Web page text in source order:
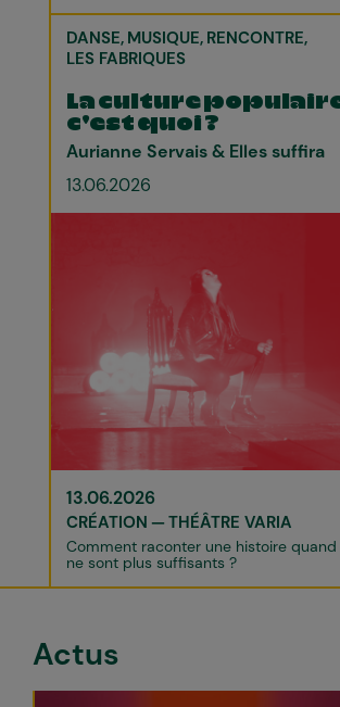
DANSE MUSIQUE RENCONTRE
LES FABRIQUES
La culture
c'est quoi ?
Aurianne Servais & Elles suffira
13.06.2026
13.06.2026
CRÉATION THÉÂTRE VARIA
Comment raconter une histoire quand
ne sont plus suffisants ?
Actus